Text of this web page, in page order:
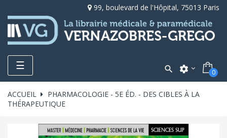
99, boulevard de l'Hôpital, 75013 Paris
Toggle
navigation
☰  settings 0
ACCUEIL
PHARMACOLOGIE - 5E ÉD. - DES CIBLES À LA
THÉRAPEUTIQUE